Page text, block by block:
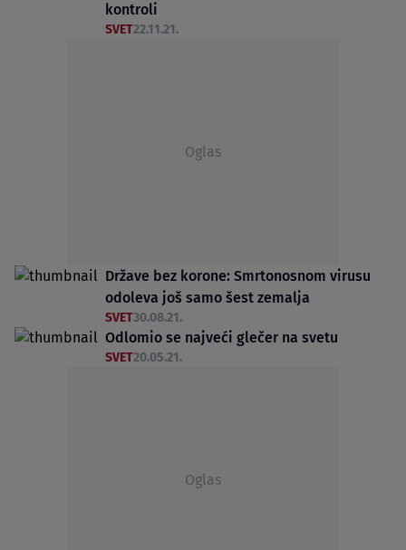
kontroli
SVET22.11.21.
Oglas
Države bez korone: Smrtonosnom virusu
odoleva još samo šest zemalja
SVET30.08.21.
Odlomio se najveći glečer na svetu
SVET20.05.21.
Oglas